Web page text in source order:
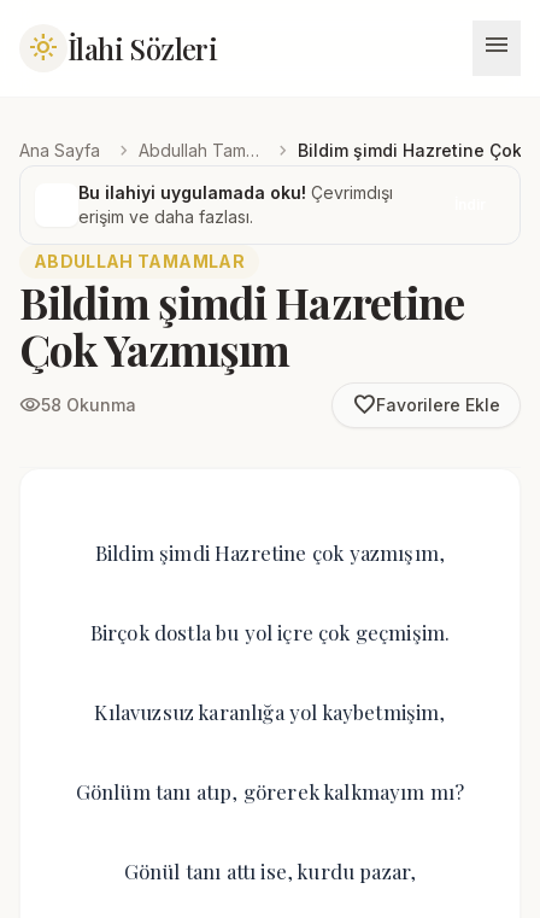
light_mode İlahi Sözleri menu
Ana Sayfa chevron_right Abdullah Tamamlar chevron_right Bildim şimdi Hazretine Çok
Bu ilahiyi uygulamada oku! Çevrimdışı
erişim ve daha fazlası.
ABDULLAH TAMAMLAR
Bildim şimdi Hazretine
Çok Yazmışım
visibility58 Okunma favorite_borderFavorilere Ekle
Bildim şimdi Hazretine çok yazmışım,
Birçok dostla bu yol içre çok geçmişim.
Kılavuzsuz karanlığa yol kaybetmişim,
Gönlüm tanı atıp, görerek kalkmayım mı?
Gönül tanı attı ise, kurdu pazar,